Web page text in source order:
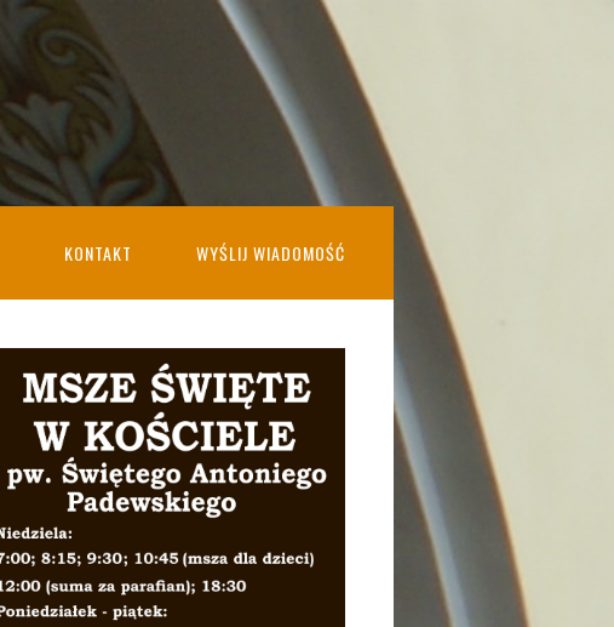
KONTAKT WYŚLIJ WIADOMOŚĆ